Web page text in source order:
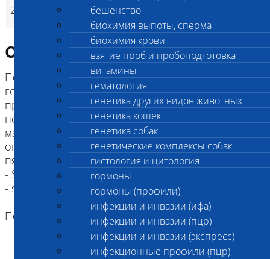
бешенство
биохимия выпоты, сперма
биохимия крови
взятие проб и пробоподготовка
витамины
гематология
генетика других видов животных
генетика кошек
генетика собак
генетические комплексы собак
гистология и цитология
гормоны
гормоны (профили)
инфекции и инвазии (ифа)
инфекции и инвазии (пцр)
инфекции и инвазии (экспресс)
инфекционные профили (пцр)
2738
Локус S (белая
пятнистость) собак
Описание исследования
Пегий или экстремально пегий окрас. В
гетерозиготе может
приводить к отсутствию пятнистости или
псевдоирландской
маркировке. Существуют другие, еще не
описанные причины
пятнистости, не выявляемые данным тестом.
- S (сплошной не белый окрас)
- s (белая пятнистость)
Породы: все породы